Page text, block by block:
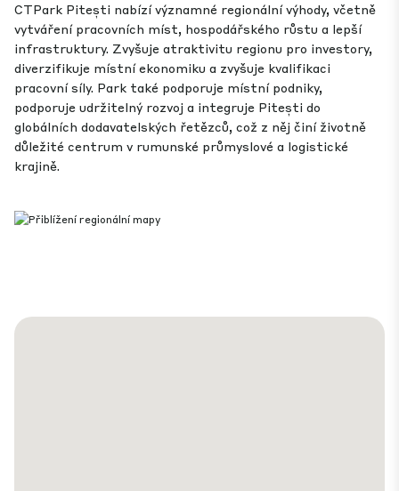
CTPark Pitești nabízí významné regionální výhody, včetně
vytváření pracovních míst, hospodářského růstu a lepší
infrastruktury. Zvyšuje atraktivitu regionu pro investory,
diverzifikuje místní ekonomiku a zvyšuje kvalifikaci
pracovní síly. Park také podporuje místní podniky,
podporuje udržitelný rozvoj a integruje Pitești do
globálních dodavatelských řetězců, což z něj činí životně
důležité centrum v rumunské průmyslové a logistické
krajině.